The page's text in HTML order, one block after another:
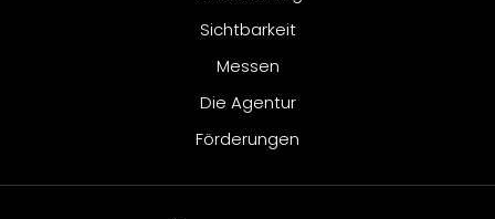
Sichtbarkeit
Messen
Die Agentur
Förderungen